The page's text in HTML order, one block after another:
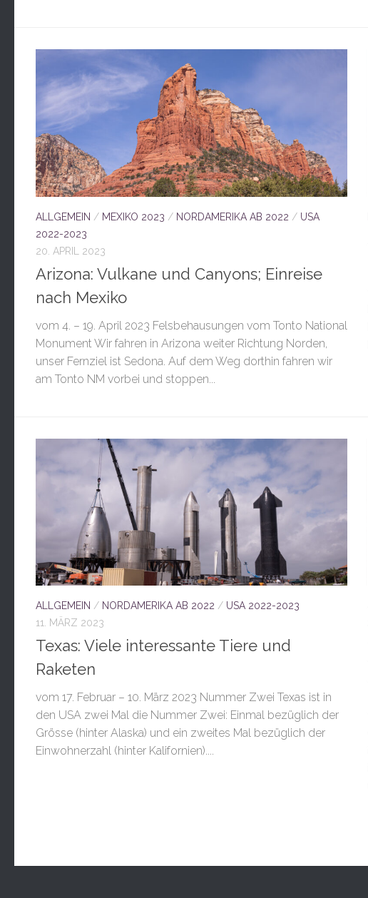
ALLGEMEIN / MEXIKO 2023 / NORDAMERIKA AB 2022 / USA
2022-2023
20. APRIL 2023
Arizona: Vulkane und Canyons; Einreise
nach Mexiko
vom 4. – 19. April 2023 Felsbehausungen vom Tonto National
Monument Wir fahren in Arizona weiter Richtung Norden,
unser Fernziel ist Sedona. Auf dem Weg dorthin fahren wir
am Tonto NM vorbei und stoppen...
ALLGEMEIN / NORDAMERIKA AB 2022 / USA 2022-2023
11. MÄRZ 2023
Texas: Viele interessante Tiere und
Raketen
vom 17. Februar – 10. März 2023 Nummer Zwei Texas ist in
den USA zwei Mal die Nummer Zwei: Einmal bezüglich der
Grösse (hinter Alaska) und ein zweites Mal bezüglich der
Einwohnerzahl (hinter Kalifornien)....